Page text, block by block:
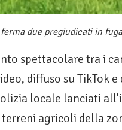
due pregiudicati in
spettacolare tra i
diffuso su TikTok
locale lanciati
agricoli della